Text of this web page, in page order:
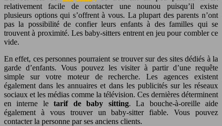
relativement facile de contacter une nounou puisqu’il existe
plusieurs options qui s’offrent à vous. La plupart des parents n’ont
pas la possibilité de confier leurs enfants à des familles qui se
trouvent à proximité. Les baby-sitters entrent en jeu pour combler ce
vide.
En effet, ces personnes pourraient se trouver sur des sites dédiés à la
garde d’enfants. Vous pouvez les visiter à partir d’une requête
simple sur votre moteur de recherche. Les agences existent
également dans les annuaires et dans les publicités sur les réseaux
sociaux et les médias comme la télévision. Ces dernières déterminent
en interne letarif de baby sitting. La bouche-à-oreille aide
également à vous trouver un baby-sitter fiable. Vous pouvez
contacter la personne par ses anciens clients.